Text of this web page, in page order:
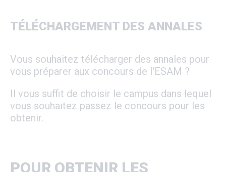
TÉLÉCHARGEMENT DES ANNALES
Vous souhaitez télécharger des annales pour
vous préparer aux concours de l'ESAM ?
Il vous suffit de choisir le campus dans lequel
vous souhaitez passez le concours pour les
obtenir.
POUR OBTENIR LES